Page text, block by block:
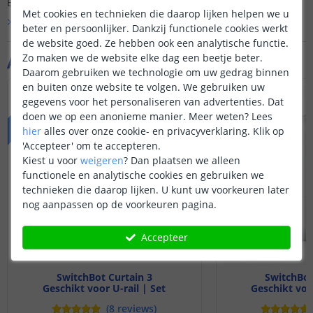
Aanvullende producten
VOORDEELSET
SwitchBot Curtain 3
Geschikt voor U-rail | Set
(8 reviews)
Geschikt
Bekijk alle
Vraag & antwoord
Met cookies en technieken die daarop lijken helpen we u
beter en persoonlijker. Dankzij functionele cookies werkt
de website goed. Ze hebben ook een analytische functie.
Zo maken we de website elke dag een beetje beter.
Daarom gebruiken we technologie om uw gedrag binnen
en buiten onze website te volgen. We gebruiken uw
gegevens voor het personaliseren van advertenties. Dat
doen we op een anonieme manier. Meer weten? Lees
hier alles over onze cookie- en privacyverklaring. Klik op
'Accepteer' om te accepteren.
Kiest u voor weigeren? Dan plaatsen we alleen
functionele en analytische cookies en gebruiken we
technieken die daarop lijken. U kunt uw voorkeuren later
nog aanpassen op de voorkeuren pagina.
Accepteer